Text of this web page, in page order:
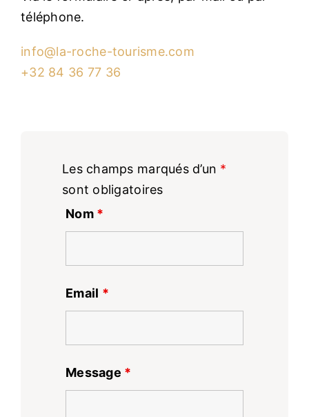
téléphone.
info@la-roche-tourisme.com
+32 84 36 77 36
Les champs marqués d’un *
sont obligatoires
Nom *
Email *
Message *